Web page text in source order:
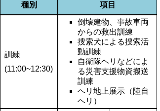
種別 項目
訓練
(11:00~12:30)
倒壊建物、事故車両
からの救出訓練
捜索犬による捜索活
動訓練
自衛隊ヘリなどによ
る災害支援物資搬送
訓練
ヘリ地上展示（陸自
ヘリ）